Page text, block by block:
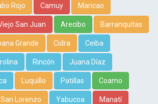
Rojo Camuy Maricao
San Juan Arecibo Barranquitas
Grande Cidra Ceiba
Rincón Juana Díaz
Luquillo Patillas Coamo
San Lorenzo Yabucoa Manatí